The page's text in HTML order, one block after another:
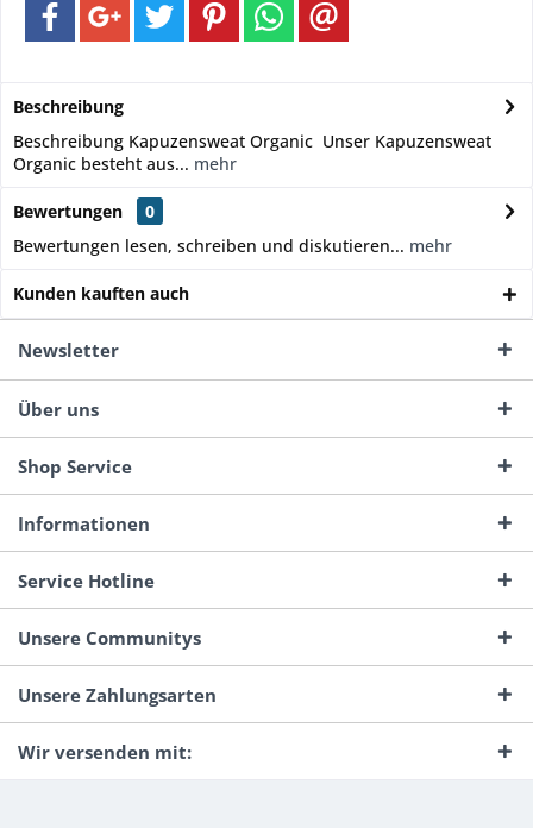
Beschreibung
Beschreibung Kapuzensweat Organic Unser Kapuzensweat
Organic besteht aus... mehr
Bewertungen
0
Bewertungen lesen, schreiben und diskutieren... mehr
Kunden kauften auch
Newsletter
Über uns
Shop Service
Informationen
Service Hotline
Unsere Communitys
Unsere Zahlungsarten
Wir versenden mit: